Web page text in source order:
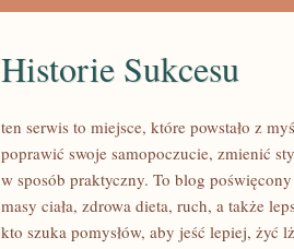
Historie Sukcesu
ten serwis to miejsce, które powstało z
poprawić swoje samopoczucie, zmienić
w sposób praktyczny. To blog
masy ciała, zdrowa dieta, ruch, a także
kto szuka pomysłów, aby jeść lepiej, żyć